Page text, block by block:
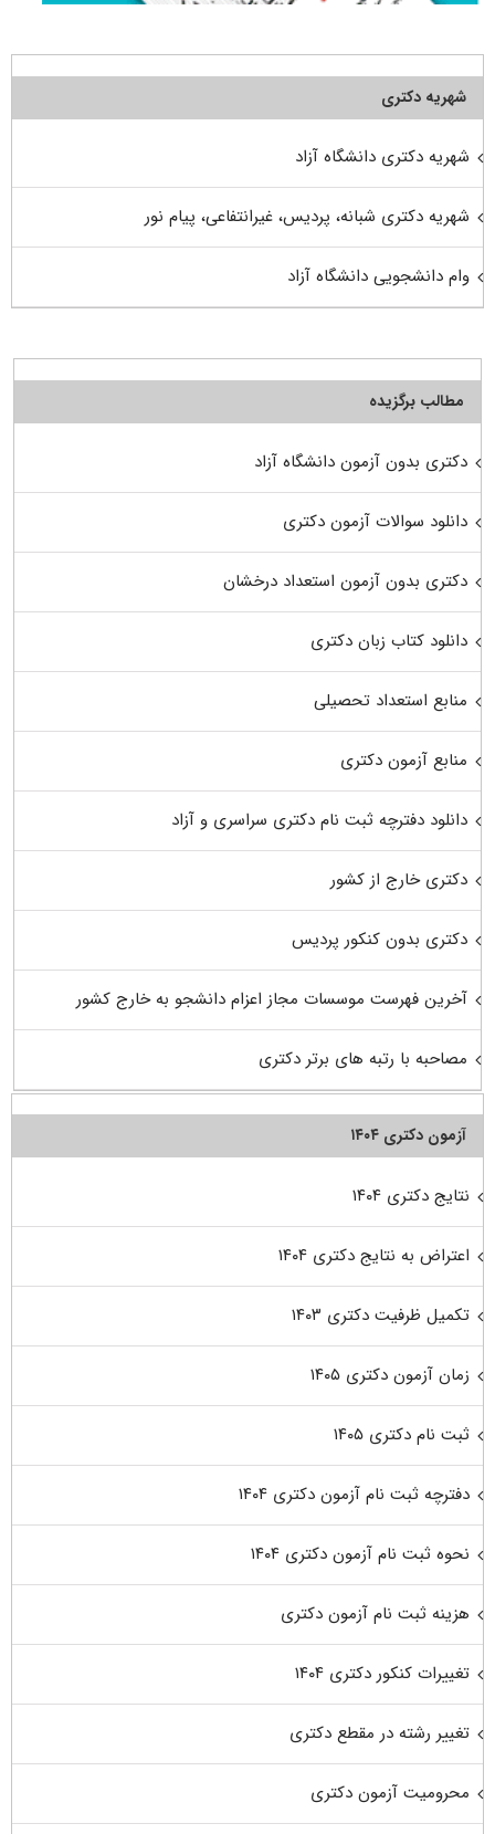
شهریه دکتری
شهریه دکتری دانشگاه آزاد
شهریه دکتری شبانه، پردیس، غیرانتفاعی، پیام نور
وام دانشجویی دانشگاه آزاد
مطالب برگزیده
دکتری بدون آزمون دانشگاه آزاد
دانلود سوالات آزمون دکتری
دکتری بدون آزمون استعداد درخشان
دانلود کتاب زبان دکتری
منابع استعداد تحصیلی
منابع آزمون دکتری
دانلود دفترچه ثبت نام دکتری سراسری و آزاد
دکتری خارج از کشور
دکتری بدون کنکور پردیس
آخرین فهرست موسسات مجاز اعزام دانشجو به خارج کشور
مصاحبه با رتبه های برتر دکتری
آزمون دکتری ۱۴۰۴
نتایج دکتری ۱۴۰۴
اعتراض به نتایج دکتری ۱۴۰۴
تکمیل ظرفیت دکتری ۱۴۰۳
زمان آزمون دکتری ۱۴۰۵
ثبت نام دکتری ۱۴۰۵
دفترچه ثبت نام آزمون دکتری ۱۴۰۴
نحوه ثبت نام آزمون دکتری ۱۴۰۴
هزینه ثبت نام آزمون دکتری
تغییرات کنکور دکتری ۱۴۰۴
تغییر رشته در مقطع دکتری
محرومیت آزمون دکتری